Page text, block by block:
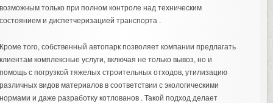
только при полном контроле над техническим
и диспетчеризацией транспорта .
того, собственный автопарк позволяет компании предлагать
комплексные услуги, включая не только вывоз, но и
с погрузкой тяжелых строительных отходов, утилизацию
видов материалов в соответствии с экологическими
и даже разработку котлованов . Такой подход делает